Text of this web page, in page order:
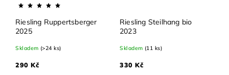
Riesling Ruppertsberger
2025
Skladem (>24 ks)
290 Kč
Riesling Steilhang bio
2023
Skladem (11 ks)
330 Kč